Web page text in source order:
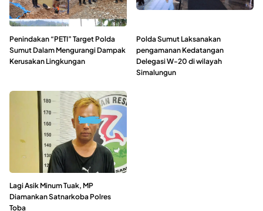
Penindakan “PETI” Target Polda
Sumut Dalam Mengurangi Dampak
Kerusakan Lingkungan
Polda Sumut Laksanakan
pengamanan Kedatangan
Delegasi W-20 di wilayah
Simalungun
Lagi Asik Minum Tuak, MP
Diamankan Satnarkoba Polres
Toba